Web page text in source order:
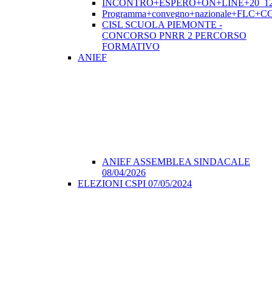
CISL SCUOLA PIEMONTE -
CONCORSO PNRR 2 PERCORSO
FORMATIVO
ANIEF
ANIEF ASSEMBLEA SINDACALE
08/04/2026
ELEZIONI CSPI 07/05/2024